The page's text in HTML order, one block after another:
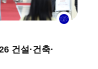
건설·건축·